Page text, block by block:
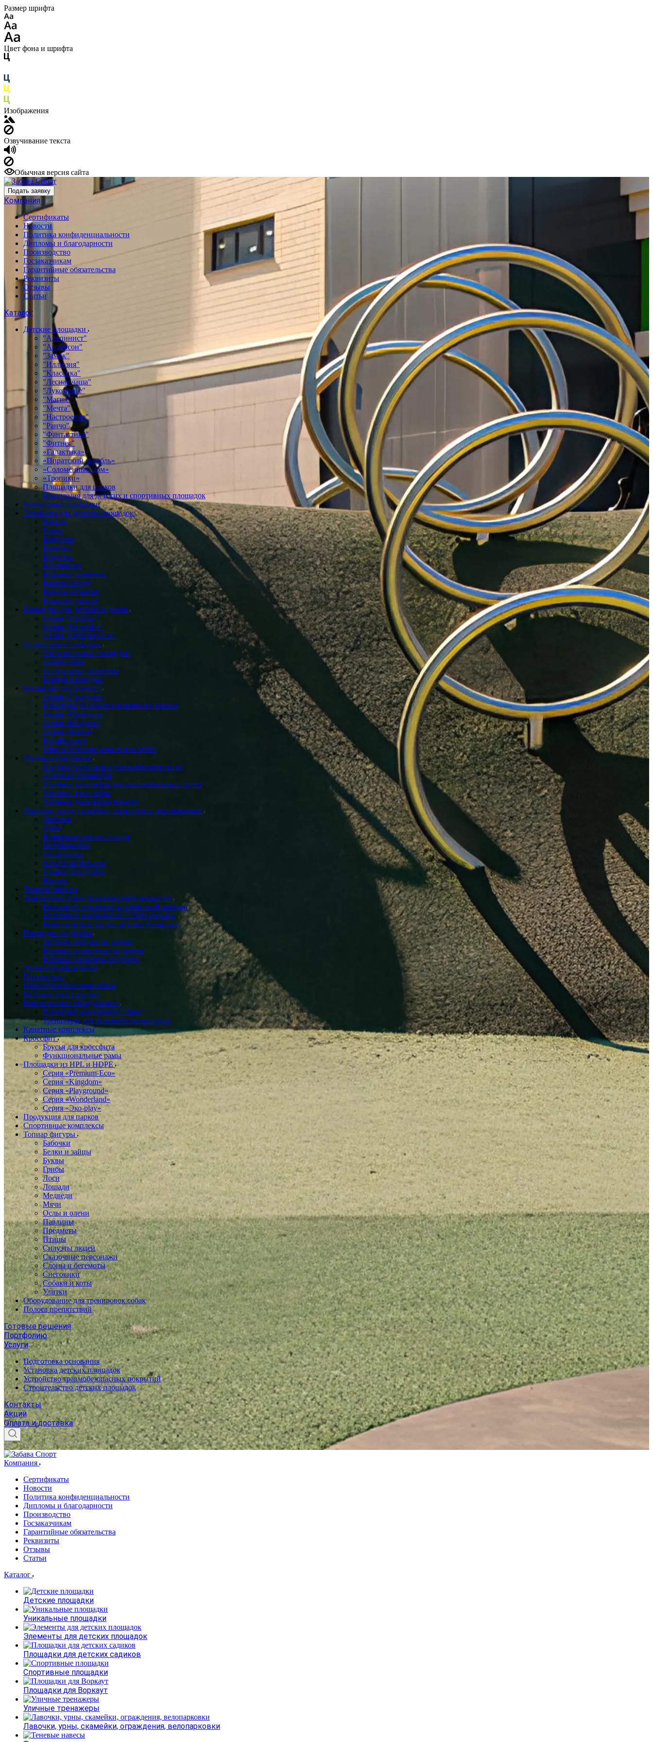
Размер шрифта
Цвет фона и шрифта
Изображения
Озвучивание текста
Обычная версия сайта
Подать заявку
Компания
Сертификаты
Новости
Политика конфиденциальности
Дипломы и благодарности
Производство
Госзаказчикам
Гарантийные обязательства
Реквизиты
Отзывы
Статьи
Каталог
Детские площадки
"Альпинист"
"Андерсон"
"Замок"
"Иллюзия"
"Классика"
"Лесная чаща"
"Лукоморье"
"Магия"
"Мечта"
"Настроение"
"Ранчо"
"Фантастика"
"Фитнес"
«Галактика»
«Пиратский корабль»
«Соломенный дом»
«Тропики»
Площадки для парков
Продукция для детских и спортивных площадок
Уникальные площадки
Элементы для детских площадок
Качели
Горки
Карусели
Качалки
Подвесы
Песочницы
Игровые элементы
Качели гнездо
Качели-балансир
Комплектующие
Площадки для детских садиков
Серия "Kidsplay"
Серия "Sweetplay"
Серия "Оptimum-Еco"
Спортивные площадки
Универсальные площадки
Скейт-парки
Спортивные элементы
Паркур площадки
Площадки для Воркаут
Серия «Стандарт»
Площадки из оцилиндрованного бревна
Серия «Премиум»
Серия «Квадрат»
Серия «Мини»
ПараВоркаут
Гимнастические комплексы ММА
Уличные тренажеры
Уличные тренажеры (нержавеющая сталь)
Силовые тренажеры
Уличные тренажёры для маломобильных групп
Уличные тренажёры
Уличные тренажеры Модерн
Лавочки, урны, скамейки, ограждения, велопарковки
Лавочки
Урны
Информационные стенды
Велопарковки
Ограждения
Защитные барьеры
Стойки для сушки
Вазоны
Теневые навесы
Травмобезопасное прорезиненное покрытие
Бесшовное покрытие из резиновой крошки
Бесшовное покрытие из EPDM крошки
Резиновая плитка для детских площадок
Площадки из дерева
Детские городки из дерева
Игровые комплексы из дерева
Игровые элементы из дерева
Архитектурный бетон
Геопластика
Гимнастические комплексы
Игровые пространства
Инклюзивное оборудование
Площадки для воркаут "Пара"
Тренажеры для маломобильных групп
Канатные комплексы
Кроссфит
Брусья для кроссфита
Функциональные рамы
Площадки из HPL и HDPE
Серия «Premium-Eco»
Серия «Kingdom»
Серия «Playground»
Серия «Wonderland»
Серия «Эко-play»
Продукция для парков
Спортивные комплексы
Топиар фигуры
Бабочки
Белки и зайцы
Буквы
Грибы
Лоси
Лошади
Медведи
Мячи
Ослы и олени
Павлины
Предметы
Птицы
Силуэты людей
Сказочные персонажи
Слоны и бегемоты
Снеговики
Собаки и коты
Улитки
Оборудование для тренировок собак
Полоса препятствий
Готовые решения
Портфолию
Услуги
Подготовка основания
Установка детских площадок
Устройство травмобезопасных покрытий
Строительство детских площадок
Контакты
Акции
Оплата и доставка
Компания
Сертификаты
Новости
Политика конфиденциальности
Дипломы и благодарности
Производство
Госзаказчикам
Гарантийные обязательства
Реквизиты
Отзывы
Статьи
Каталог
Детские площадки
Уникальные площадки
Элементы для детских площадок
Площадки для детских садиков
Спортивные площадки
Площадки для Воркаут
Уличные тренажеры
Лавочки, урны, скамейки, ограждения, велопарковки